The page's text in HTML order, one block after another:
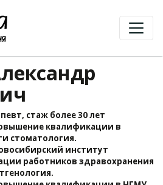
стаж более 30 лет
квалификации в
стоматология.
институт
работников здравохранения